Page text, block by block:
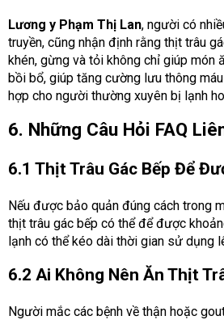
Lương y Phạm Thị Lan, người có
truyền, cũng nhận định rằng thịt trâu
khén, gừng và tỏi không chỉ giúp món
bồi bổ, giúp tăng cường lưu thông
hợp cho người thường xuyên bị lạnh
6. Những Câu Hỏi FAQ
6.1 Thịt Trâu Gác Bếp Để
Nếu được bảo quản đúng cách trong
thịt trâu gác bếp có thể để được
lạnh có thể kéo dài thời gian sử dụng
6.2 Ai Không Nên Ăn Thịt
Người mắc các bệnh về thận hoặc